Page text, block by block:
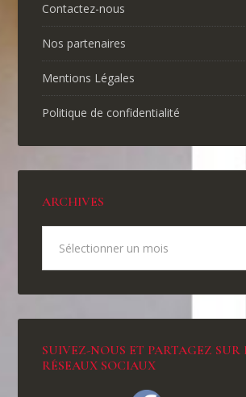
Contactez-nous
Nos partenaires
Mentions Légales
Politique de confidentialité
ARCHIVES
SUIVEZ-NOUS ET PARTAGEZ SUR
RÉSEAUX SOCIAUX